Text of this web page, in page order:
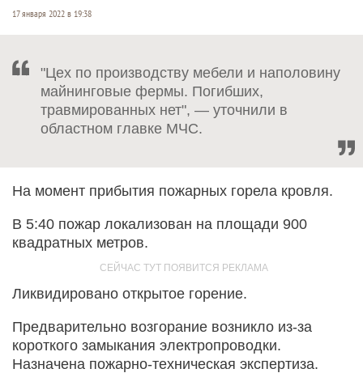
17 января 2022 в 19:38
"Цех по производству мебели и наполовину
майнинговые фермы. Погибших,
травмированных нет", — уточнили в
областном главке МЧС.
На момент прибытия пожарных горела кровля.
В 5:40 пожар локализован на площади 900
квадратных метров.
Ликвидировано открытое горение.
Предварительно возгорание возникло из-за
короткого замыкания электропроводки.
Назначена пожарно-техническая экспертиза.